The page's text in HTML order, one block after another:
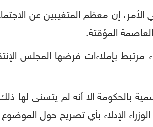
الأمر، إن معظم المتغيبين عن
المؤقتة.
مرتبط بإملاءات فرضها المجلس
الا أنه لم يتسنى لها
الإدلاء بأي تصريح حول